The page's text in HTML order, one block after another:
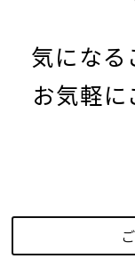
気になる
お気軽